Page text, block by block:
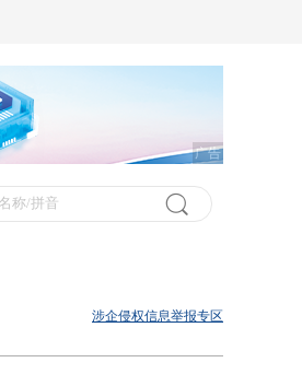
广告
涉企侵权信息举报专区